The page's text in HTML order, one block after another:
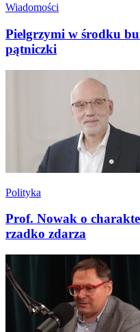
Wiadomości
Pielgrzymi w środku
pątniczki
Polityka
Prof. Nowak o
rzadko zdarza